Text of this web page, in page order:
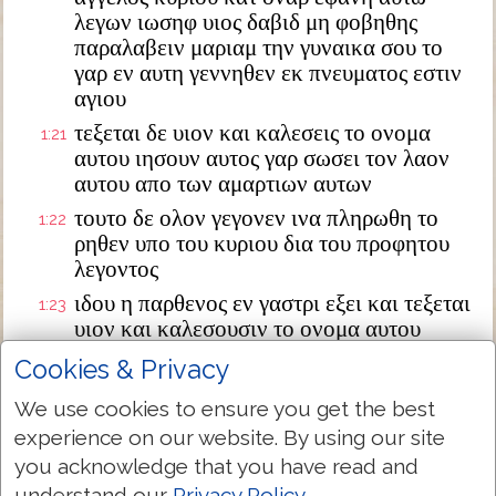
λεγων ιωσηφ υιος δαβιδ μη φοβηθης
παραλαβειν μαριαμ την γυναικα σου το
γαρ εν αυτη γεννηθεν εκ πνευματος εστιν
αγιου
1:21 τεξεται δε υιον και καλεσεις το ονομα
αυτου ιησουν αυτος γαρ σωσει τον λαον
αυτου απο των αμαρτιων αυτων
1:22 τουτο δε ολον γεγονεν ινα πληρωθη το
ρηθεν υπο του κυριου δια του προφητου
λεγοντος
1:23 ιδου η παρθενος εν γαστρι εξει και τεξεται
υιον και καλεσουσιν το ονομα αυτου
εμμανουηλ ο εστιν μεθερμηνευομενον μεθ
ημων ο θεος
1:24 διεγερθεις δε ο ιωσηφ απο του υπνου
εποιησεν ως προσεταξεν αυτω ο αγγελος
κυριου και παρελαβεν την γυναικα αυτου
Cookies & Privacy
We use cookies to ensure you get the best
experience on our website. By using our site
you acknowledge that you have read and